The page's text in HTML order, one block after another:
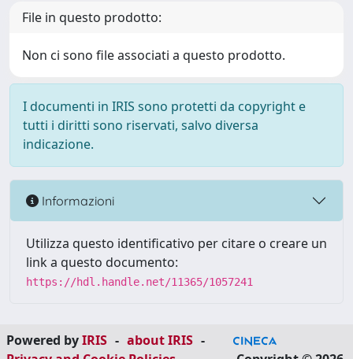
File in questo prodotto:
Non ci sono file associati a questo prodotto.
I documenti in IRIS sono protetti da copyright e
tutti i diritti sono riservati, salvo diversa
indicazione.
Informazioni
Utilizza questo identificativo per citare o creare un
link a questo documento:
https://hdl.handle.net/11365/1057241
Powered byIRIS - about IRIS -